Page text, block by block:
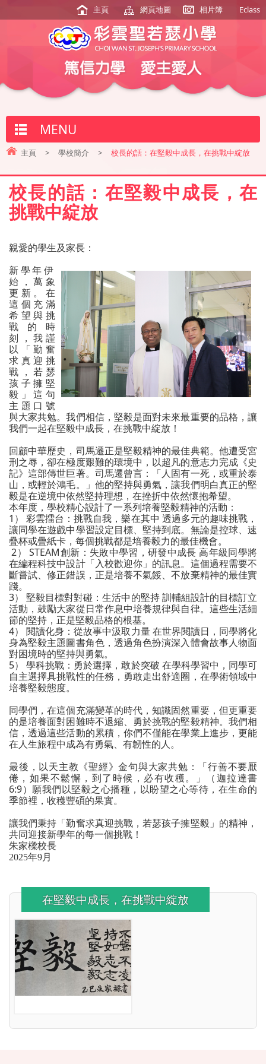
主頁 網頁地圖 相片簿 Eclass
MENU
主頁 > 學校簡介 > 校長的話：在堅毅中成長，在挑戰中綻放
校長的話：在堅毅中成長，在
挑戰中綻放
親愛的學生及家長：
新學年伊
始，萬象
更新。在
這個充滿
希望與挑
戰的時
刻，我謹
以「勤奮
求真迎挑
戰，若瑟
孩子擁堅
毅」這句
主題口號
與大家共勉。我們相信，堅毅是面對未來最重要的品格，讓
我們一起在堅毅中成長，在挑戰中綻放！
回顧中華歷史，司馬遷正是堅毅精神的最佳典範。他遭受宮
刑之辱，卻在極度艱難的環境中，以超凡的意志力完成《史
記》這部傳世巨著。司馬遷曾言：「人固有一死，或重於泰
山，或輕於鴻毛。」他的堅持與勇氣，讓我們明白真正的堅
毅是在逆境中依然堅持理想，在挫折中依然懷抱希望。
本年度，學校精心設計了一系列培養堅毅精神的活動：
1） 彩雲擂台：挑戰自我，樂在其中 透過多元的趣味挑戰，
讓同學在遊戲中學習設定目標、堅持到底。無論是控球、速
疊杯或疊紙卡，每個挑戰都是培養毅力的最佳機會。
2） STEAM創新：失敗中學習，研發中成長 高年級同學將
在編程科技中設計「入校歡迎你」的訊息。這個過程需要不
斷嘗試、修正錯誤，正是培養不氣餒、不放棄精神的最佳實
踐。
3） 堅毅目標對對碰：生活中的堅持 訓輔組設計的目標訂立
活動，鼓勵大家從日常作息中培養規律與自律。這些生活細
節的堅持，正是堅毅品格的根基。
4） 閱讀化身：從故事中汲取力量 在世界閱讀日，同學將化
身為堅毅主題圖書角色，透過角色扮演深入體會故事人物面
對困境時的堅持與勇氣。
5） 學科挑戰：勇於選擇，敢於突破 在學科學習中，同學可
自主選擇具挑戰性的任務，勇敢走出舒適圈，在學術領域中
培養堅毅態度。
同學們，在這個充滿變革的時代，知識固然重要，但更重要
的是培養面對困難時不退縮、勇於挑戰的堅毅精神。我們相
信，透過這些活動的累積，你們不僅能在學業上進步，更能
在人生旅程中成為有勇氣、有韌性的人。
最後，以天主教《聖經》金句與大家共勉：「行善不要厭
倦，如果不鬆懈，到了時候，必有收穫。」（迦拉達書
6:9）願我們以堅毅之心播種，以盼望之心等待，在生命的
季節裡，收穫豐碩的果實。
讓我們秉持「勤奮求真迎挑戰，若瑟孩子擁堅毅」的精神，
共同迎接新學年的每一個挑戰！
朱家樑校長
2025年9月
在堅毅中成長，在挑戰中綻放